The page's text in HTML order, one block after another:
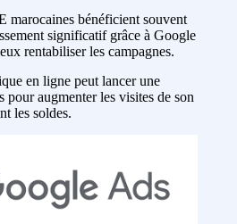
marocaines bénéficient souvent
significatif grâce à Google
rentabiliser les campagnes.
en ligne peut lancer une
pour augmenter les visites de son
les soldes.